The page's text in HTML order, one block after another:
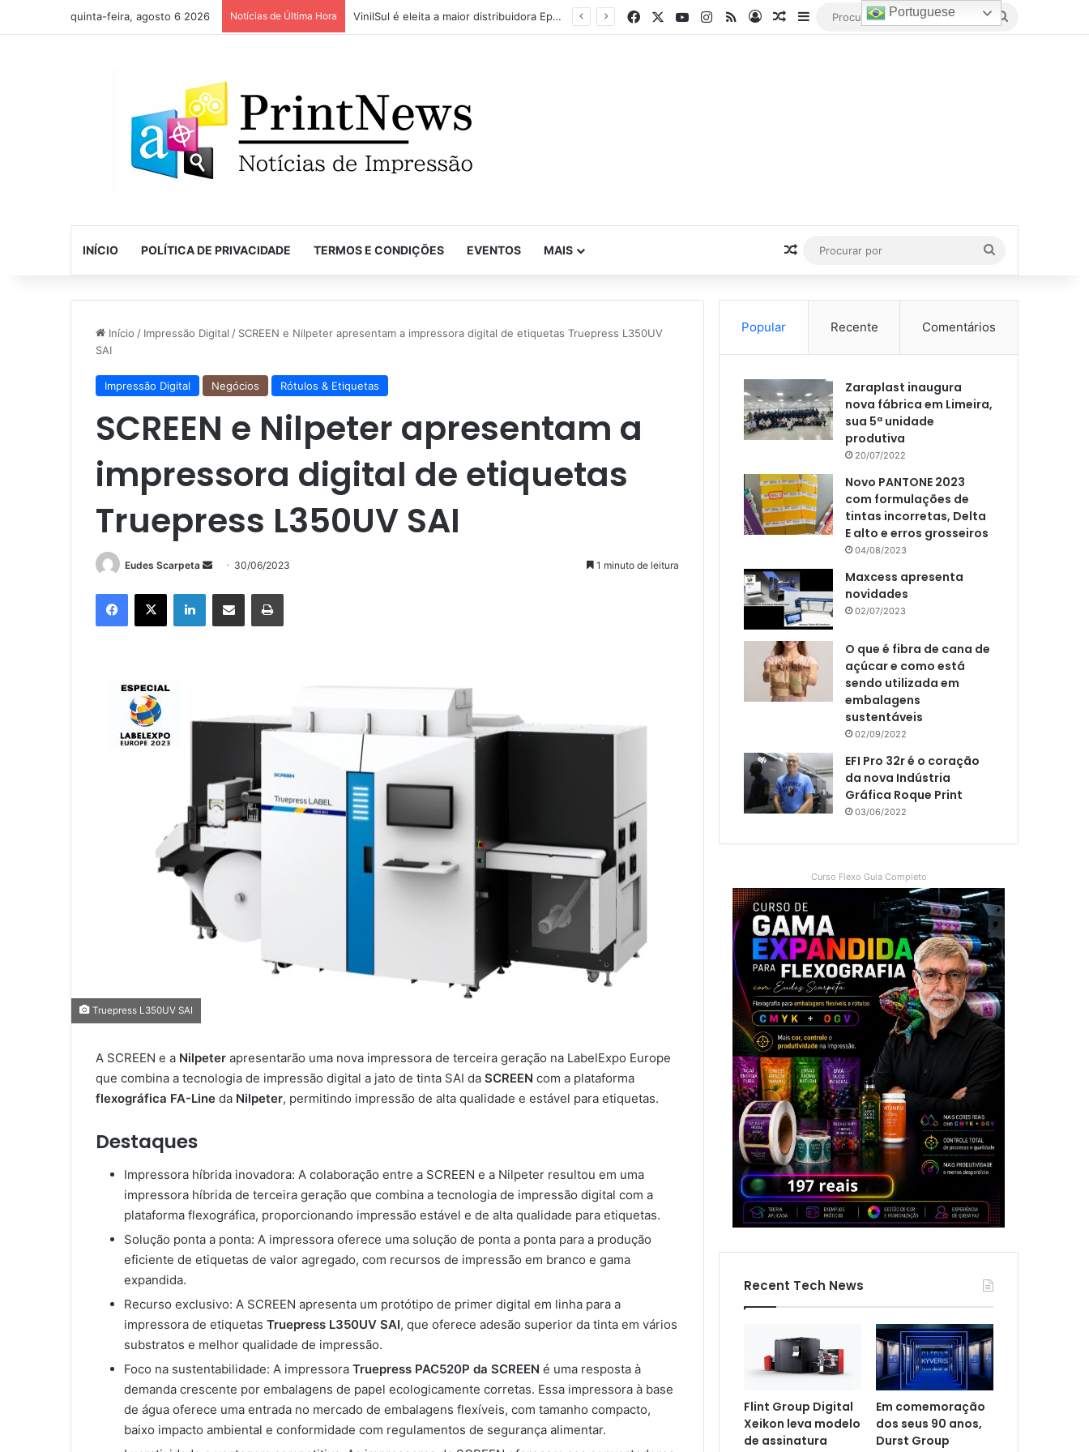
quinta-feira, agosto 6 2026 Notícias de Última Hora Mapel destaca versatilidade do poder da impressão na FuturePrint 2026 FacebookYouTubeInstagram
RSSEntrarArtigo aleatório
Barra Lateral
INÍCIO POLÍTICA DE PRIVACIDADE TERMOS E CONDIÇÕES EVENTOS MAIS Artigo aleatório
por
Início / Impressão Digital / SCREEN e Nilpeter apresentam a impressora digital de etiquetas Truepress L350UV
SAI
Impressão Digital Negócios Rótulos & Etiquetas
SCREEN e Nilpeter apresentam a
impressora digital de etiquetas
Truepress L350UV SAI
Eudes Scarpeta
Mande
mail
30/06/2023 1 minuto de leitura
Facebook
X LinkedinCompartilhar via e-mail Imprimir
Truepress L350UV SAI
A SCREEN e a Nilpeter apresentarão uma nova impressora de terceira geração na LabelExpo Europe
que combina a tecnologia de impressão digital a jato de tinta SAI da SCREEN com a plataforma
flexográfica FA-Line da Nilpeter, permitindo impressão de alta qualidade e estável para etiquetas.
Destaques
Impressora híbrida inovadora: A colaboração entre a SCREEN e a Nilpeter resultou em uma
impressora híbrida de terceira geração que combina a tecnologia de impressão digital com a
plataforma flexográfica, proporcionando impressão estável e de alta qualidade para etiquetas.
Solução ponta a ponta: A impressora oferece uma solução de ponta a ponta para a produção
eficiente de etiquetas de valor agregado, com recursos de impressão em branco e gama
expandida.
Recurso exclusivo: A SCREEN apresenta um protótipo de primer digital em linha para a
impressora de etiquetas Truepress L350UV SAI, que oferece adesão superior da tinta em vários
substratos e melhor qualidade de impressão.
Foco na sustentabilidade: A impressora Truepress PAC520P da SCREEN é uma resposta à
demanda crescente por embalagens de papel ecologicamente corretas. Essa impressora à base
de água oferece uma entrada no mercado de embalagens flexíveis, com tamanho compacto,
baixo impacto ambiental e conformidade com regulamentos de segurança alimentar.
Encontro Regional da Abiea reúne
cerca de 100 profissionais do setor
de rótulos e etiquetas
autoadesivas em Vitória (ES)
Popular Recente Comentários
Zaraplast inaugura
nova fábrica em Limeira,
sua 5ª unidade
produtiva
20/07/2022
Novo PANTONE 2023
com formulações de
tintas incorretas, Delta
E alto e erros grosseiros
04/08/2023
Maxcess apresenta
novidades
02/07/2023
O que é fibra de cana de
açúcar e como está
sendo utilizada em
embalagens
sustentáveis
02/09/2022
EFI Pro 32r é o coração
da nova Indústria
Gráfica Roque Print
03/06/2022
Curso Flexo Guia Completo
Recent Tech News
Flint Group Digital
Xeikon leva modelo
de assinatura
Em comemoração
dos seus 90 anos,
Durst Group
Portuguese